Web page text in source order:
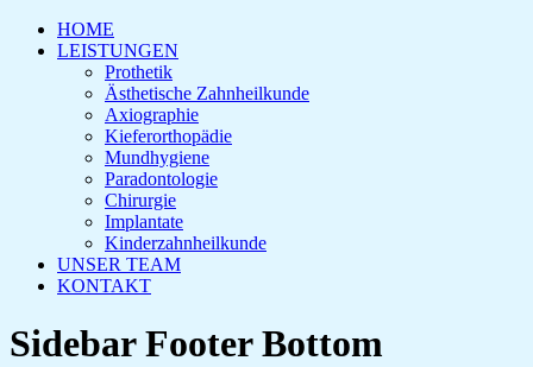
HOME
LEISTUNGEN
Prothetik
Ästhetische Zahnheilkunde
Axiographie
Kieferorthopädie
Mundhygiene
Paradontologie
Chirurgie
Implantate
Kinderzahnheilkunde
UNSER TEAM
KONTAKT
Sidebar Footer Bottom